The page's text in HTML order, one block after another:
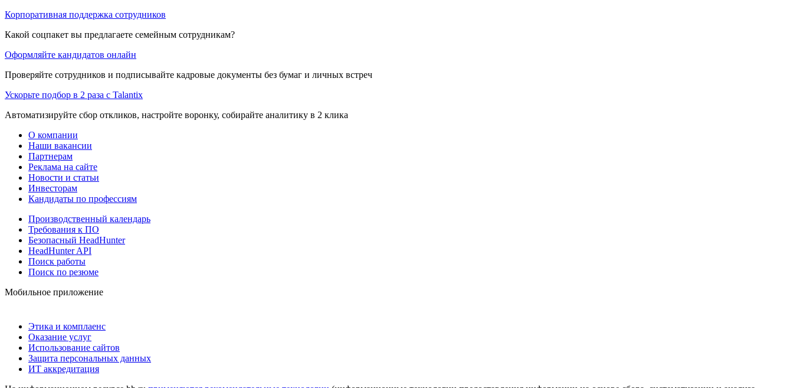
Корпоративная поддержка сотрудников
Какой соцпакет вы предлагаете семейным сотрудникам?
Оформляйте кандидатов онлайн
Проверяйте сотрудников и подписывайте кадровые документы без бумаг и личных встреч
Ускорьте подбор в 2 раза с Talantix
Автоматизируйте сбор откликов, настройте воронку, собирайте аналитику в 2 клика
О компании
Наши вакансии
Партнерам
Реклама на сайте
Новости и статьи
Инвесторам
Кандидаты по профессиям
Производственный календарь
Требования к ПО
Безопасный HeadHunter
HeadHunter API
Поиск работы
Поиск по резюме
Мобильное приложение
Этика и комплаенс
Оказание услуг
Использование сайтов
Защита персональных данных
ИТ аккредитация